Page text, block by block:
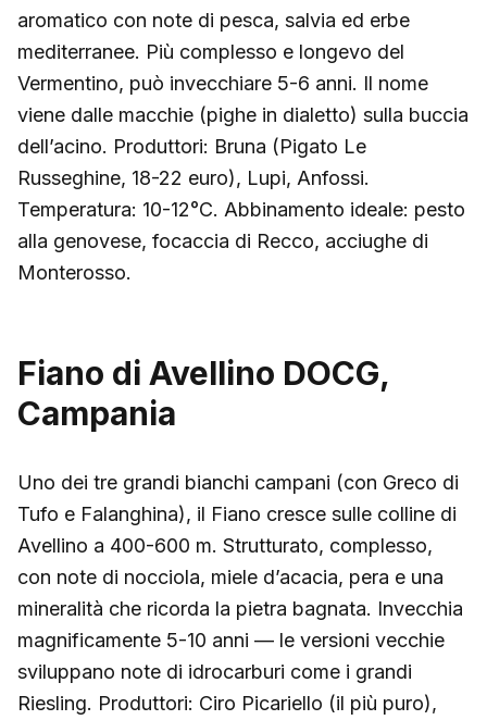
aromatico con note di pesca, salvia ed erbe
mediterranee. Più complesso e longevo del
Vermentino, può invecchiare 5-6 anni. Il nome
viene dalle macchie (pighe in dialetto) sulla buccia
dell’acino. Produttori: Bruna (Pigato Le
Russeghine, 18-22 euro), Lupi, Anfossi.
Temperatura: 10-12°C. Abbinamento ideale: pesto
alla genovese, focaccia di Recco, acciughe di
Monterosso.
Fiano di Avellino DOCG,
Campania
Uno dei tre grandi bianchi campani (con Greco di
Tufo e Falanghina), il Fiano cresce sulle colline di
Avellino a 400-600 m. Strutturato, complesso,
con note di nocciola, miele d’acacia, pera e una
mineralità che ricorda la pietra bagnata. Invecchia
magnificamente 5-10 anni — le versioni vecchie
sviluppano note di idrocarburi come i grandi
Riesling. Produttori: Ciro Picariello (il più puro),